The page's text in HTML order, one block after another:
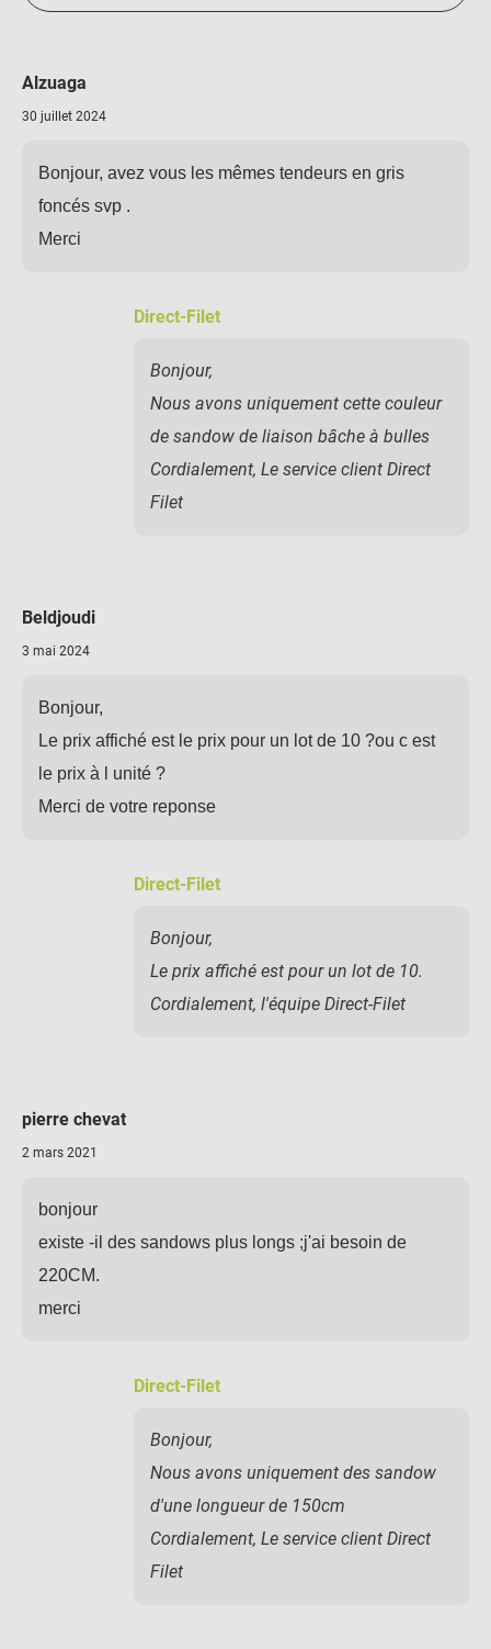
Alzuaga
30 juillet 2024
Bonjour, avez vous les mêmes tendeurs en gris
foncés svp .
Merci
Direct-Filet
Bonjour,
Nous avons uniquement cette couleur
de sandow de liaison bâche à bulles
Cordialement, Le service client Direct
Filet
Beldjoudi
3 mai 2024
Bonjour,
Le prix affiché est le prix pour un lot de 10 ?ou c est
le prix à l unité ?
Merci de votre reponse
Direct-Filet
Bonjour,
Le prix affiché est pour un lot de 10.
Cordialement, l'équipe Direct-Filet
pierre chevat
2 mars 2021
bonjour
existe -il des sandows plus longs ;j'ai besoin de
220CM.
merci
Direct-Filet
Bonjour,
Nous avons uniquement des sandow
d'une longueur de 150cm
Cordialement, Le service client Direct
Filet